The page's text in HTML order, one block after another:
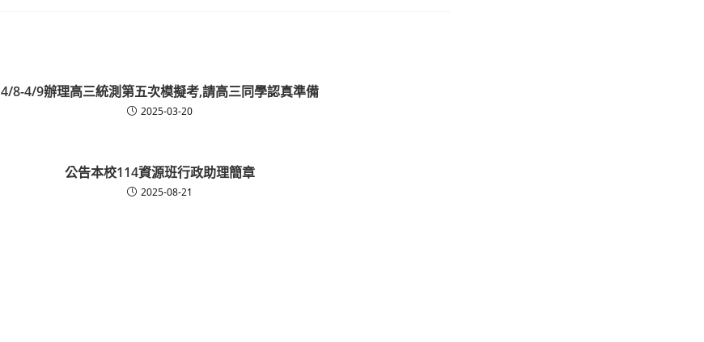
4/8-4/9辦理高三統測第五次模擬考,請高三同學認真準備
2025-03-20
公告本校114資源班行政助理簡章
2025-08-21